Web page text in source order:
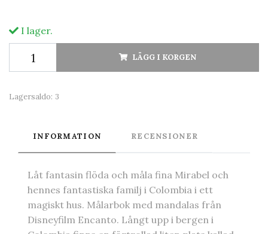
I lager.
LÄGG I KORGEN
Lagersaldo: 3
INFORMATION RECENSIONER
Låt fantasin flöda och måla fina Mirabel och
hennes fantastiska familj i Colombia i ett
magiskt hus. Målarbok med mandalas från
Disneyfilm Encanto. Långt upp i bergen i